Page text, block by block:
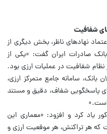
شفافیت
نهادهای ناظر، بخش دیگری از
صادرات ایران گفت: «یکی از
نظام شفافیت در عملیات ارزی بود.
بانک، سامانه جامع متمرکز ارزی،
پاسخگویی شفاف، دقیق و مستند
است.»
یاد کرد و افزود: «معماری این
هر تراکنش، هر موقعیت ارزی و